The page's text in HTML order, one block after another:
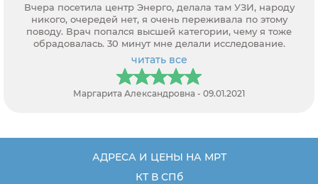
Вчера посетила центр Энерго, делала там УЗИ, народу
никого, очередей нет, я очень переживала по этому
поводу. Врач попался высшей категории, чему я тоже
обрадовалась. 30 минут мне делали исследование.
читать все
Маргарита Александровна - 09.01.2021
АДРЕСА И ЦЕНЫ НА МРТ
КТ В СПб